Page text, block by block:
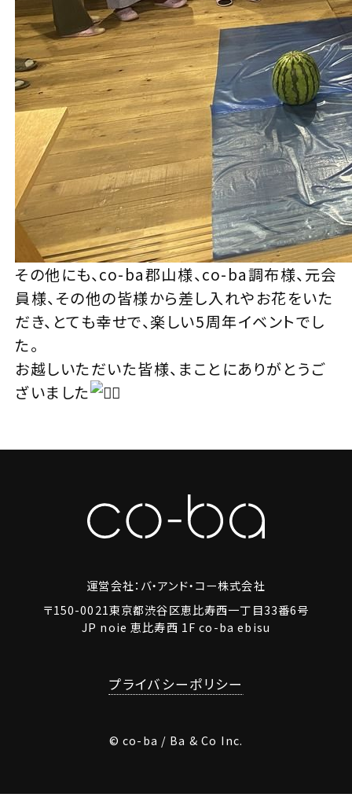
その他にも、co-ba郡山様、co-ba調布様、元会
員様、その他の皆様から差し入れやお花をいた
だき、とても幸せで、楽しい5周年イベントでし
た。
お越しいただいた皆様、まことにありがとうご
ざいました
運営会社：バ・アンド・コー株式会社
〒150-0021東京都渋谷区恵比寿西一丁目33番6号
JP noie 恵比寿西 1F co-ba ebisu
プライバシーポリシー
© co-ba / Ba & Co Inc.